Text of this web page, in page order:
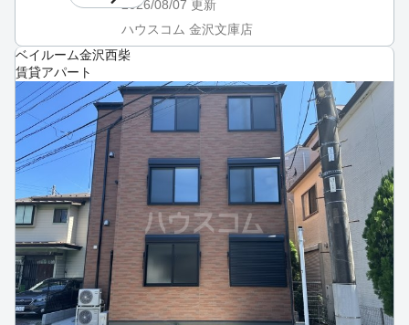
2026/08/07 更新
ハウスコム 金沢文庫店
ベイルーム金沢西柴
賃貸アパート